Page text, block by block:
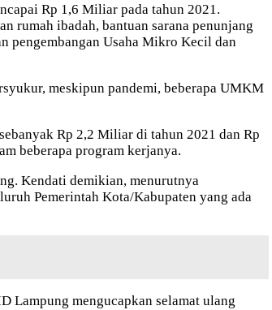
Rp 1,6 Miliar pada tahun 2021.
rumah ibadah, bantuan sarana penunjang
pengembangan Usaha Mikro Kecil dan
meskipun pandemi, beberapa UMKM
Rp 2,2 Miliar di tahun 2021 dan Rp
beberapa program kerjanya.
Kendati demikian, menurutnya
Pemerintah Kota/Kabupaten yang ada
Lampung mengucapkan selamat ulang